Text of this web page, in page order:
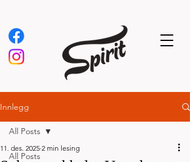
Innlegg
All Posts
All Posts
11. des. 2025 2 min lesing